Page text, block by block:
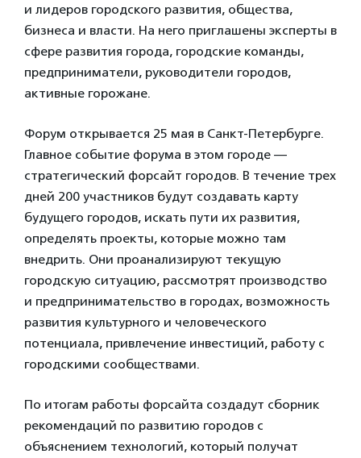
и лидеров городского развития, общества,
бизнеса и власти. На него приглашены эксперты в
сфере развития города, городские команды,
предприниматели, руководители городов,
активные горожане.
Форум открывается 25 мая в Санкт-Петербурге.
Главное событие форума в этом городе —
стратегический форсайт городов. В течение трех
дней 200 участников будут создавать карту
будущего городов, искать пути их развития,
определять проекты, которые можно там
внедрить. Они проанализируют текущую
городскую ситуацию, рассмотрят производство
и предпринимательство в городах, возможность
развития культурного и человеческого
потенциала, привлечение инвестиций, работу с
городскими сообществами.
По итогам работы форсайта создадут сборник
рекомендаций по развитию городов с
объяснением технологий, который получат